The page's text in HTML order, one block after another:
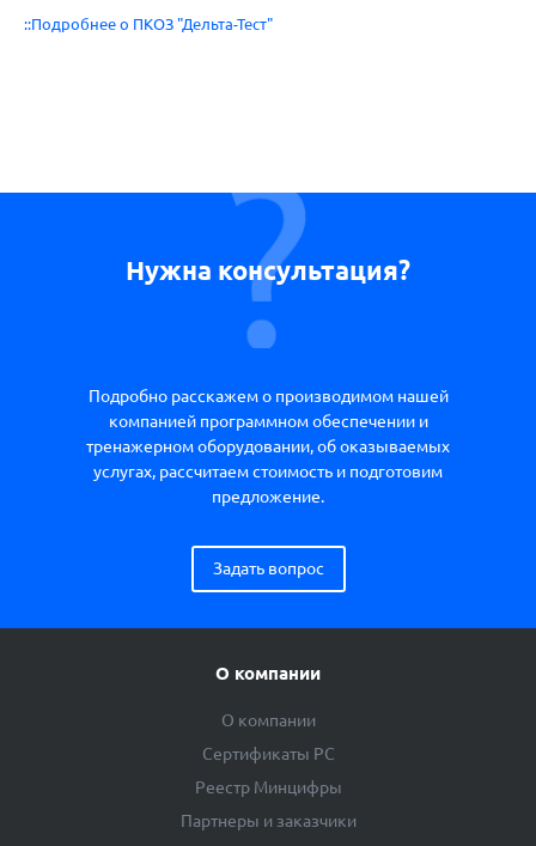
::Подробнее о ПКОЗ "Дельта-Тест"
Нужна консультация?
Подробно расскажем о производимом нашей
компанией программном обеспечении и
тренажерном оборудовании, об оказываемых
услугах, рассчитаем стоимость и подготовим
предложение.
Задать вопрос
О компании
О компании
Сертификаты РС
Реестр Минцифры
Партнеры и заказчики